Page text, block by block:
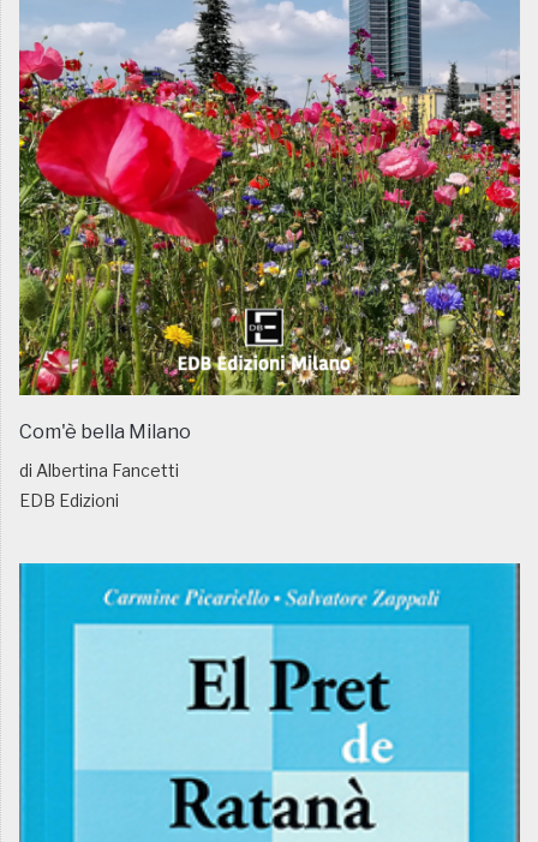
Com'è bella Milano
di Albertina Fancetti
EDB Edizioni